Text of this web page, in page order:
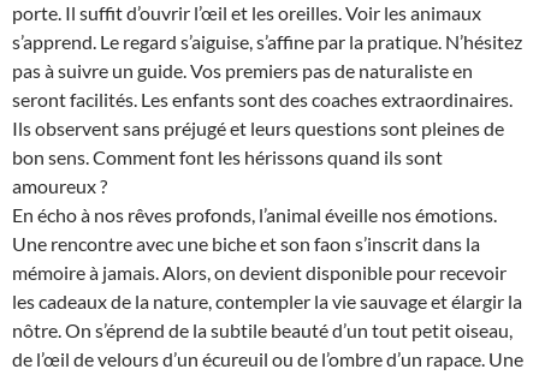
porte. Il suffit d’ouvrir l’œil et les oreilles. Voir les animaux
s’apprend. Le regard s’aiguise, s’affine par la pratique. N’hésitez
pas à suivre un guide. Vos premiers pas de naturaliste en
seront facilités. Les enfants sont des coaches extraordinaires.
Ils observent sans préjugé et leurs questions sont pleines de
bon sens. Comment font les hérissons quand ils sont
amoureux ?
En écho à nos rêves profonds, l’animal éveille nos émotions.
Une rencontre avec une biche et son faon s’inscrit dans la
mémoire à jamais. Alors, on devient disponible pour recevoir
les cadeaux de la nature, contempler la vie sauvage et élargir la
nôtre. On s’éprend de la subtile beauté d’un tout petit oiseau,
de l’œil de velours d’un écureuil ou de l’ombre d’un rapace. Une